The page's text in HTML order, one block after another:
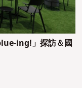
ing!」探訪＆國